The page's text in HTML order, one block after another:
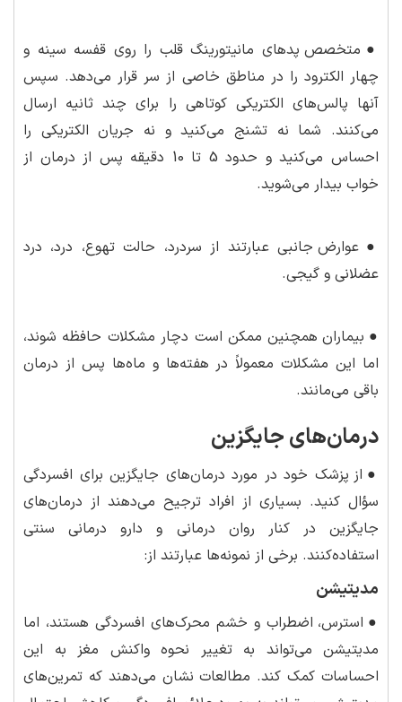
● متخصص پدهای مانیتورینگ قلب را روی قفسه سینه و
چهار الکترود را در مناطق خاصی از سر قرار می‌دهد. سپس
آنها پالس‌های الکتریکی کوتاهی را برای چند ثانیه ارسال
می‌کنند. شما نه تشنج می‌کنید و نه جریان الکتریکی را
احساس می‌کنید و حدود 5 تا 10 دقیقه پس از درمان از
خواب بیدار می‌شوید.
● عوارض جانبی عبارتند از سردرد، حالت تهوع، درد، درد
عضلانی و گیجی.
● بیماران همچنین ممکن است دچار مشکلات حافظه شوند،
اما این مشکلات معمولاً در هفته‌ها و ماه‌ها پس از درمان
باقی می‌مانند.
درمان‌های جایگزین
● از پزشک خود در مورد درمان‌های جایگزین برای افسردگی
سؤال کنید. بسیاری از افراد ترجیح می‌دهند از درمان‌های
جایگزین در کنار روان درمانی و دارو درمانی سنتی
استفاده‌کنند. برخی از نمونه‌ها عبارتند از:
مدیتیشن
● استرس، اضطراب و خشم محرک‌های افسردگی هستند، اما
مدیتیشن می‌تواند به تغییر نحوه واکنش مغز به این
احساسات کمک کند. مطالعات نشان می‌دهند که تمرین‌های